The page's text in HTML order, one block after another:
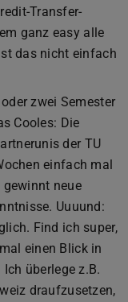
Transfer-
ganz easy alle
das nicht einfach
zwei Semester
Cooles: Die
der TU
einfach mal
neue
Uuuund:
Find ich super,
einen Blick in
überlege z.B.
draufzusetzen,